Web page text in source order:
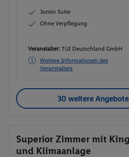
Junior Suite
Ohne Verpflegung
Veranstalter: TUI Deutschland GmbH
Weitere Informationen des
Veranstalters
30 weitere
Superior Zimmer mit
und Klimaanlage